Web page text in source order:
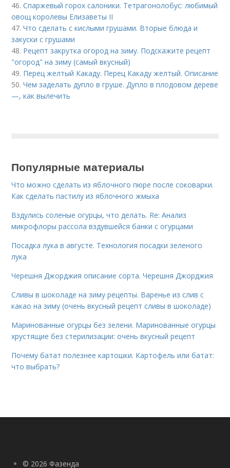
46.Спаржевый горох салоники. Тетрагонолобус: любимый
овощ королевы Елизаветы II
47.Что сделать с кислыми грушами. Вторые блюда и
закуски с грушами
48. Рецепт закрутка огород на зиму. Подскажите рецепт
"огород" на зиму (самый вкусный)
49. Перец желтый Какаду. Перец Какаду желтый. Описание
50.Чем заделать дупло в груше. Дупло в плодовом дереве
—, как вылечить
Популярные материалы
Что можно сделать из яблочного пюре после соковарки.
Как сделать пастилу из яблочного жмыха
Вздулись соленые огурцы, что делать. Re: Анализ
микрофлоры рассола вздувшейся банки с огурцами
Посадка лука в августе. Технология посадки зеленого
лука
Черешня Джорджия описание сорта. Черешня Джорджия
Сливы в шоколаде на зиму рецепты. Варенье из слив с
какао на зиму (очень вкусный рецепт сливы в шоколаде)
Маринованные огурцы без зелени. Маринованные огурцы
хрустящие без стерилизации: очень вкусный рецепт
Почему батат полезнее картошки. Картофель или батат:
что выбрать?
© 2026 Фазенда